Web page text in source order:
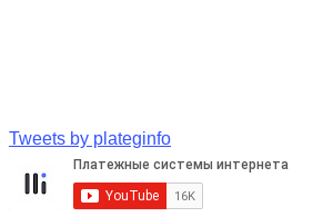
Tweets by plateginfo